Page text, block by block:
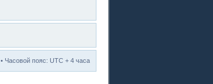
• Часовой пояс: UTC + 4 часа